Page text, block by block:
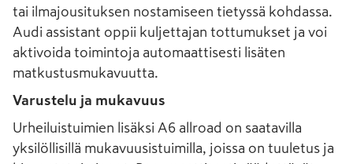
tai ilmajousituksen nostamiseen tietyssä kohdassa.
Audi assistant oppii kuljettajan tottumukset ja voi
aktivoida toimintoja automaattisesti lisäten
matkustusmukavuutta.
Varustelu ja mukavuus
Urheiluistuimien lisäksi A6 allroad on saatavilla
yksilöllisillä mukavuusistuimilla, joissa on tuuletus ja